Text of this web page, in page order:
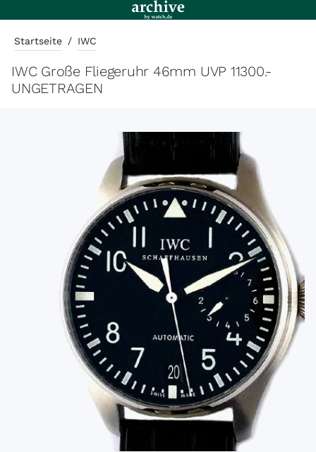
Startseite / IWC
IWC Große Fliegeruhr 46mm UVP 11300.-
UNGETRAGEN